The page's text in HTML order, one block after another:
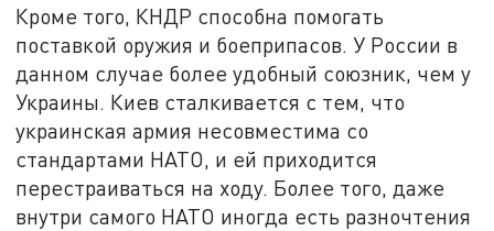
Кроме того, КНДР способна помогать
поставкой оружия и боеприпасов. У России в
данном случае более удобный союзник, чем у
Украины. Киев сталкивается с тем, что
украинская армия несовместима со
стандартами НАТО, и ей приходится
перестраиваться на ходу. Более того, даже
внутри самого НАТО иногда есть разночтения